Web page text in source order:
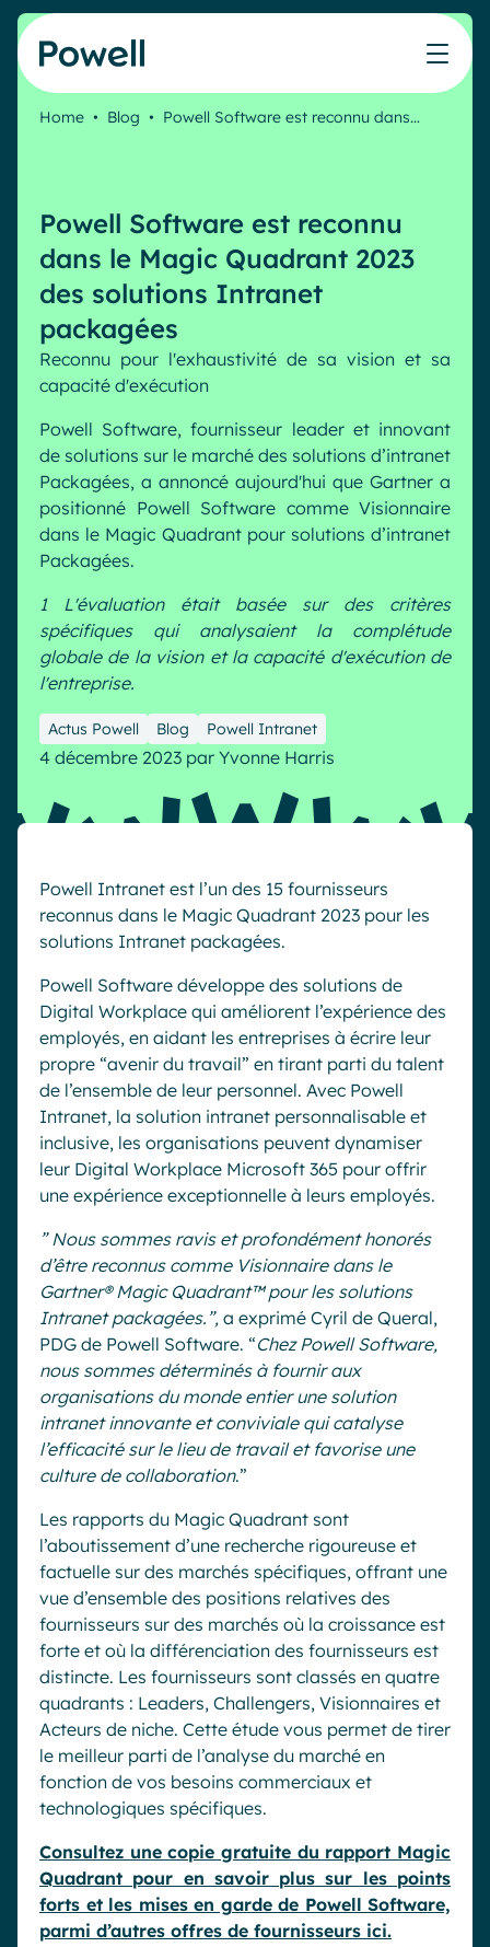
Skip to content
Communication interne
Ressources Humaines
Industries
Pharma & Santé
Banque & Finance
Industrie
ProduitsPowell Governance
Les cas d'usage
Communication interne
Engagement employés
Plateforme connectée
IA Digital Workplace augmentée
Hub digital
Toutes nos fonctionnalités
IA générative
Sécurité & conformité
Partenaires
Devenir partenaire
Microsoft x Powell = ♡
Partenaire Microsoft
Partenaire Bleu
Tarification
Nos clients
Notre accompagnement
Resources
Évaluer mon intranet
Blog
Evénements
Webinaires
Livres blancs
EnglishFrançais Deutsch
Home • Blog • Powell Software est reconnu dans…
Powell Software est reconnu
dans le Magic Quadrant 2023
des solutions Intranet
packagées
Reconnu pour l'exhaustivité de sa vision et sa
capacité d'exécution
Powell Software, fournisseur leader et innovant
de solutions sur le marché des solutions d’intranet
Packagées, a annoncé aujourd'hui que Gartner a
positionné Powell Software comme Visionnaire
dans le Magic Quadrant pour solutions d’intranet
Packagées.
1 L'évaluation était basée sur des critères
spécifiques qui analysaient la complétude
globale de la vision et la capacité d'exécution de
l'entreprise.
Actus Powell Blog Powell Intranet
4 décembre 2023 par Yvonne Harris
Powell Intranet est l’un des 15 fournisseurs
reconnus dans le Magic Quadrant 2023 pour les
solutions Intranet packagées.
Powell Software développe des solutions de
Digital Workplace qui améliorent l’expérience des
employés, en aidant les entreprises à écrire leur
propre “avenir du travail” en tirant parti du talent
de l’ensemble de leur personnel. Avec Powell
Intranet, la solution intranet personnalisable et
inclusive, les organisations peuvent dynamiser
leur Digital Workplace Microsoft 365 pour offrir
une expérience exceptionnelle à leurs employés.
” Nous sommes ravis et profondément honorés
d’être reconnus comme Visionnaire dans le
Gartner® Magic Quadrant™ pour les solutions
Intranet packagées.”, a exprimé Cyril de Queral,
PDG de Powell Software. “Chez Powell Software,
nous sommes déterminés à fournir aux
organisations du monde entier une solution
intranet innovante et conviviale qui catalyse
l’efficacité sur le lieu de travail et favorise une
culture de collaboration.”
Les rapports du Magic Quadrant sont
l’aboutissement d’une recherche rigoureuse et
factuelle sur des marchés spécifiques, offrant une
vue d’ensemble des positions relatives des
fournisseurs sur des marchés où la croissance est
forte et où la différenciation des fournisseurs est
distincte. Les fournisseurs sont classés en quatre
quadrants : Leaders, Challengers, Visionnaires et
Acteurs de niche. Cette étude vous permet de tirer
le meilleur parti de l’analyse du marché en
fonction de vos besoins commerciaux et
technologiques spécifiques.
Consultez une copie gratuite du rapport Magic
Quadrant pour en savoir plus sur les points
forts et les mises en garde de Powell Software,
parmi d’autres offres de fournisseurs ici.